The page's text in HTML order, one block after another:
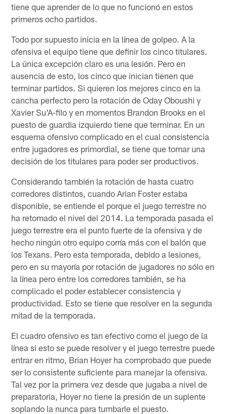
tiene que aprender de lo que no funcionó en estos
primeros ocho partidos.
Todo por supuesto inicia en la línea de golpeo. A la
ofensiva el equipo tiene que definir los cinco titulares.
La única excepción claro es una lesión. Pero en
ausencia de esto, los cinco que inician tienen que
terminar partidos. Si quieren los mejores cinco en la
cancha perfecto pero la rotación de Oday Oboushi y
Xavier Su'A-filo y en momentos Brandon Brooks en el
puesto de guardia izquierdo tiene que terminar. En un
esquema ofensivo complicado en el cual consistencia
entre jugadores es primordial, se tiene que tomar una
decisión de los titulares para poder ser productivos.
Considerando también la rotación de hasta cuatro
corredores distintos, cuando Arian Foster estaba
disponible, se entiende el porque el juego terrestre no
ha retomado el nivel del 2014. La temporada pasada el
juego terrestre era el punto fuerte de la ofensiva y de
hecho ningún otro equipo corría más con el balón que
los Texans. Pero esta temporada, debido a lesiones,
pero en su mayoría por rotación de jugadores no sólo en
la línea pero entre los corredores también, se ha
complicado el poder establecer consistencia y
productividad. Esto se tiene que resolver en la segunda
mitad de la temporada.
El cuadro ofensivo es tan efectivo como el juego de la
línea si esto se puede resolver y el juego terrestre puede
entrar en ritmo, Brian Hoyer ha comprobado que puede
ser lo consistente suficiente para manejar la ofensiva.
Tal vez por la primera vez desde que jugaba a nivel de
preparatoria, Hoyer no tiene la presión de un suplente
soplando la nunca para tumbarle el puesto.